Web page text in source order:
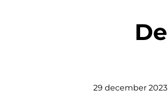
Den farligaste hajen: En
29 december 2023